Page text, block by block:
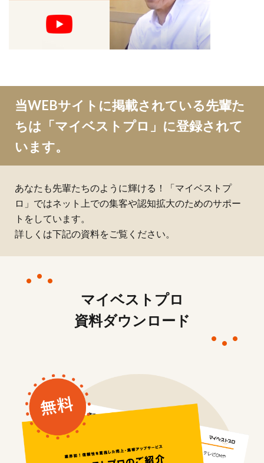
当WEBサイトに掲載されている先輩た
ちは「マイベストプロ」に登録されて
います。
あなたも先輩たちのように輝ける！「マイベストプ
ロ」ではネット上での集客や認知拡大のためのサポー
トをしています。
詳しくは下記の資料をご覧ください。
マイベストプロ
資料ダウンロード